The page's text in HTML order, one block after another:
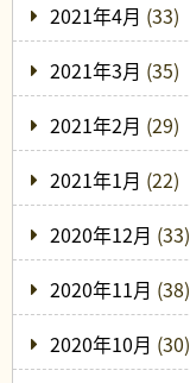
2021年4月 (33)
2021年3月 (35)
2021年2月 (29)
2021年1月 (22)
2020年12月 (33)
2020年11月 (38)
2020年10月 (30)